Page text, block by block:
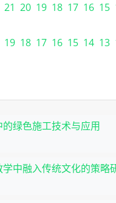
21 20 19 18 17 16 15
19 18 17 16 15 14 13
的绿色施工技术与应用
学中融入传统文化的策略